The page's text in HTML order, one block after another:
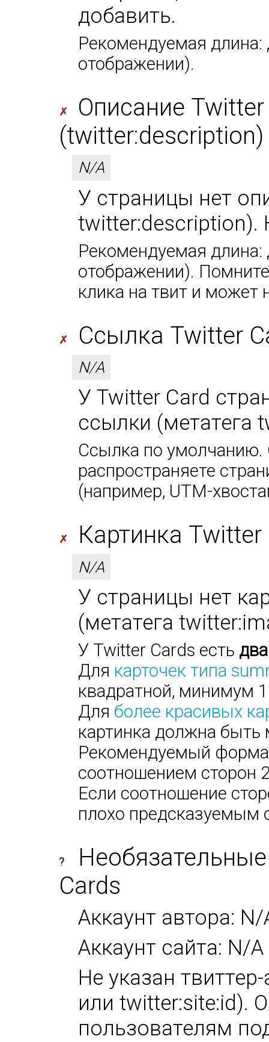
добавить.
Рекомендуемая длина:
отображении).
✗
Описание
(twitter:description)
N/A
У страницы нет
twitter:description).
Рекомендуемая длина:
отображении).
клика на твит и может
✗ Ссылка Twitter
N/A
У Twitter Card
ссылки (метатега
Ссылка по умолчанию.
распространяете
(например, UTM-
✗ Картинка
N/A
У страницы нет
(метатега
У Twitter Cards есть
Для карточек типа
квадратной, минимум
Для более красивых
картинка должна
Рекомендуемый
соотношением сторон
Если соотношение
плохо предсказуемым
?
Cards
Аккаунт автора: N/
Аккаунт сайта: N/A
Не указан
или twitter:site:id).
пользователям